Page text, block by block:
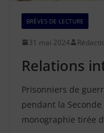
BRÈVES DE LECTURE
31 mai 2024
Relations
Prisonniers de
pendant la Seconde
monographie tirée